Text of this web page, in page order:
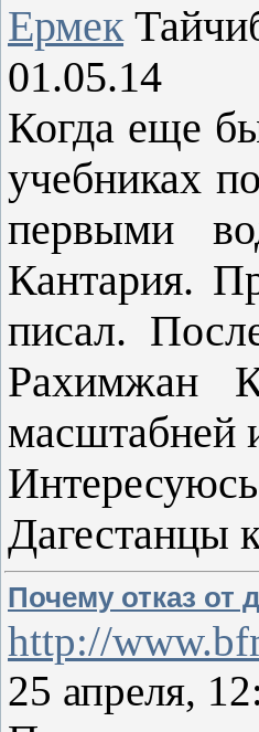
Ермек
01.05.14
Когда еще
учебниках
первыми
Кантария.
писал.
Рахимжан
масштабней
Дагестанцы
Почему отказ от
http://
25 апреля,